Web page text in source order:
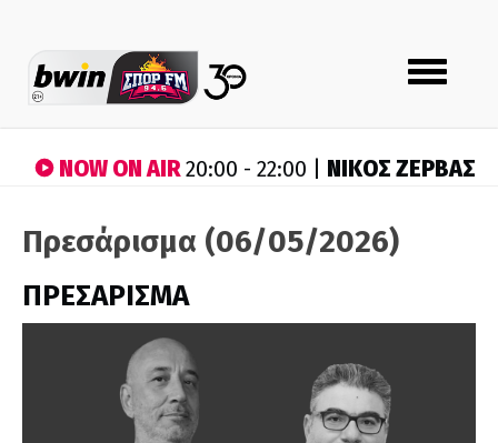
Toggle
navigation
NOW ON AIR20:00 - 22:00 | ΝΙΚΟΣ ΖΕΡΒΑΣ
Πρεσάρισμα (06/05/2026)
ΠΡΕΣΑΡΙΣΜΑ